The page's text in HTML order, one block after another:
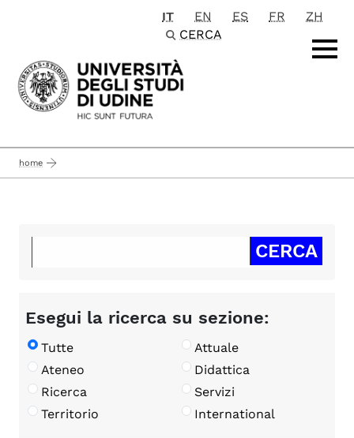
Passa al contenuto principale
IT EN ES FR
ZH
CERCA
home
Esegui la ricerca su sezione:
Tutte
Attuale
Ateneo
Didattica
Ricerca
Servizi
Territorio
International